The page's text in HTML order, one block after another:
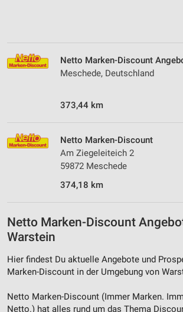
Netto Marken-Discount
Meschede, Deutschland
373,44 km
Netto Marken-Discount
Am Ziegeleiteich 2
59872 Meschede
374,18 km
Netto Marken-Discount
Warstein
Hier findest Du aktuelle Angebote und
Marken-Discount in der Umgebung von
Netto Marken-Discount (Immer Marken.
Netto.) hat alles rund um das Thema